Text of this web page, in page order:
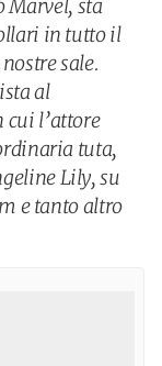
sta
in tutto il
sale.
al
cui l’attore
tuta,
Lily, su
e tanto altro